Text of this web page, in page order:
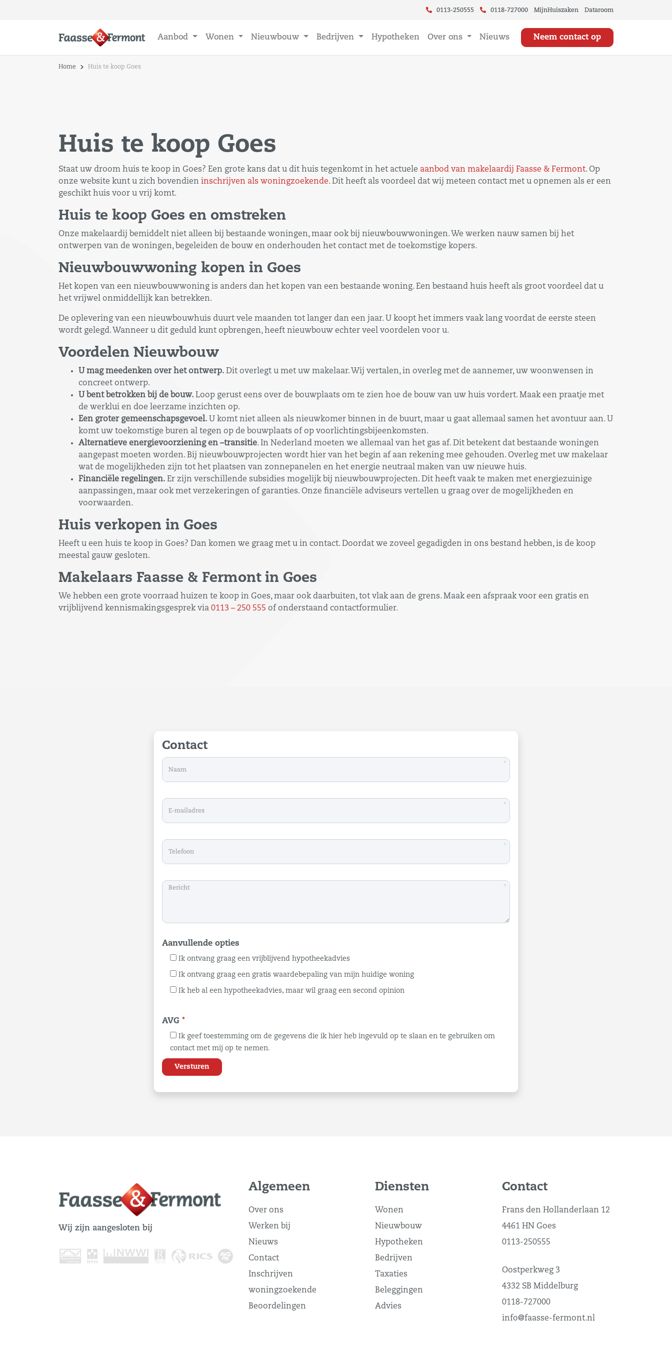
0113-250555 0118-727000 MijnHuiszaken Dataroom
Aanbod Wonen Nieuwbouw Bedrijven Hypotheken Over ons Nieuws Neem contact op
Home Huis te koop Goes
Huis te koop Goes
Staat uw droom huis te koop in Goes? Een grote kans dat u dit huis tegenkomt in het actuele aanbod van makelaardij Faasse & Fermont. Op
onze website kunt u zich bovendien inschrijven als woningzoekende. Dit heeft als voordeel dat wij meteen contact met u opnemen als er een
geschikt huis voor u vrij komt.
Huis te koop Goes en omstreken
Onze makelaardij bemiddelt niet alleen bij bestaande woningen, maar ook bij nieuwbouwwoningen. We werken nauw samen bij het
ontwerpen van de woningen, begeleiden de bouw en onderhouden het contact met de toekomstige kopers.
Nieuwbouwwoning kopen in Goes
Het kopen van een nieuwbouwwoning is anders dan het kopen van een bestaande woning. Een bestaand huis heeft als groot voordeel dat u
het vrijwel onmiddellijk kan betrekken.
De oplevering van een nieuwbouwhuis duurt vele maanden tot langer dan een jaar. U koopt het immers vaak lang voordat de eerste steen
wordt gelegd. Wanneer u dit geduld kunt opbrengen, heeft nieuwbouw echter veel voordelen voor u.
Voordelen Nieuwbouw
U mag meedenken over het ontwerp. Dit overlegt u met uw makelaar. Wij vertalen, in overleg met de aannemer, uw woonwensen in
concreet ontwerp.
U bent betrokken bij de bouw. Loop gerust eens over de bouwplaats om te zien hoe de bouw van uw huis vordert. Maak een praatje met
de werklui en doe leerzame inzichten op.
Een groter gemeenschapsgevoel. U komt niet alleen als nieuwkomer binnen in de buurt, maar u gaat allemaal samen het avontuur aan. U
komt uw toekomstige buren al tegen op de bouwplaats of op voorlichtingsbijeenkomsten.
Alternatieve energievoorziening en –transitie. In Nederland moeten we allemaal van het gas af. Dit betekent dat bestaande woningen
aangepast moeten worden. Bij nieuwbouwprojecten wordt hier van het begin af aan rekening mee gehouden. Overleg met uw makelaar
wat de mogelijkheden zijn tot het plaatsen van zonnepanelen en het energie neutraal maken van uw nieuwe huis.
Financiële regelingen. Er zijn verschillende subsidies mogelijk bij nieuwbouwprojecten. Dit heeft vaak te maken met energiezuinige
aanpassingen, maar ook met verzekeringen of garanties. Onze financiële adviseurs vertellen u graag over de mogelijkheden en
voorwaarden.
Huis verkopen in Goes
Heeft u een huis te koop in Goes? Dan komen we graag met u in contact. Doordat we zoveel gegadigden in ons bestand hebben, is de koop
meestal gauw gesloten.
Makelaars Faasse & Fermont in Goes
We hebben een grote voorraad huizen te koop in Goes, maar ook daarbuiten, tot vlak aan de grens. Maak een afspraak voor een gratis en
vrijblijvend kennismakingsgesprek via 0113 – 250 555 of onderstaand contactformulier.
Contact
*
*
*
*
Aanvullende opties
Ik ontvang graag een vrijblijvend hypotheekadvies
Ik ontvang graag een gratis waardebepaling van mijn huidige woning
Ik heb al een hypotheekadvies, maar wil graag een second opinion
AVG *
Ik geef toestemming om de gegevens die ik hier heb ingevuld op te slaan en te gebruiken om
contact met mij op te nemen.
Wij zijn aangesloten bij
Algemeen
Over ons
Werken bij
Nieuws
Contact
Inschrijven
woningzoekende
Beoordelingen
Diensten
Wonen
Nieuwbouw
Hypotheken
Bedrijven
Taxaties
Beleggingen
Advies
Contact
Frans den Hollanderlaan 12
4461 HN Goes
0113-250555
Oostperkweg 3
4332 SB Middelburg
0118-727000
info@faasse-fermont.nl